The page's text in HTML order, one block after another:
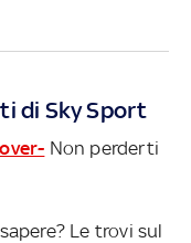
di Sky Sport
Non perderti
Le trovi sul